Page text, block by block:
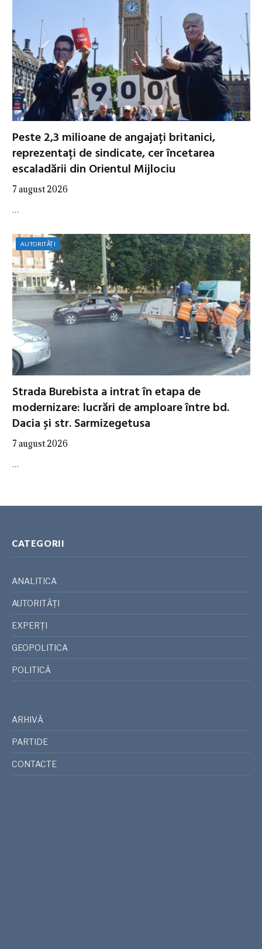
Peste 2,3 milioane de angajați britanici,
reprezentați de sindicate, cer încetarea
escaladării din Orientul Mijlociu
7 august 2026
…
AUTORITĂȚI
Strada Burebista a intrat în etapa de
modernizare: lucrări de amploare între bd.
Dacia și str. Sarmizegetusa
7 august 2026
…
CATEGORII
ANALITICA
AUTORITĂȚI
EXPERȚI
GEOPOLITICA
POLITICĂ
ARHIVĂ
PARTIDE
CONTACTE